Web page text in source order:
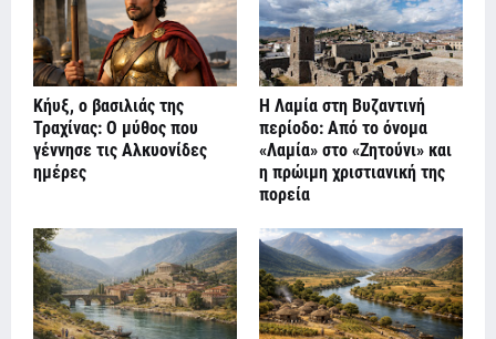
Κήυξ, ο βασιλιάς της
Τραχίνας: Ο μύθος που
γέννησε τις Αλκυονίδες
ημέρες
Η Λαμία στη Βυζαντινή
περίοδο: Από το όνομα
«Λαμία» στο «Ζητούνι» και
η πρώιμη χριστιανική της
πορεία